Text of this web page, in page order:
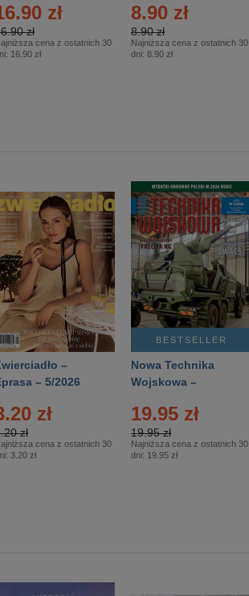
zł
zł
cena z ostatnich 30
16.90 zł
8.90 zł
8.90 zł
Najniższa cena z ostatnich 30
dni: 8.90 zł
–
– 5/2026
zł
zł
cena z ostatnich 30
3.20 zł
BESTSELLER
Nowa Technika
Wojskowa –
19.95 zł
19.95 zł
Najniższa cena z ostatnich 30
dni: 19.95 zł